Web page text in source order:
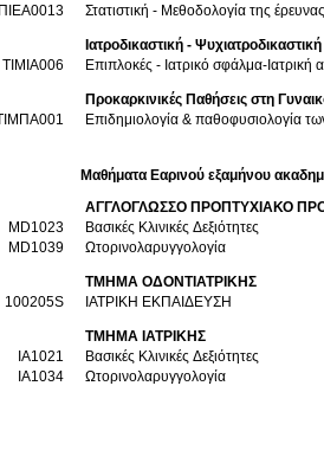
Στατιστική - Μεθοδολογία της έρευνας
Ιατροδικαστική - Ψυχιατροδικαστική
ΤΙΜΙΑ006
Επιπλοκές - Ιατρικό σφάλμα-Ιατρική
Προκαρκινικές Παθήσεις στη
Επιδημιολογία &
Μαθήματα Εαρινού εξαμήνου
ΑΓΓΛΟΓΛΩΣΣΟ ΠΡΟΠΤΥΧΙΑΚΟ
MD1023
Βασικές Κλινικές Δεξιότητες
MD1039
Ωτορινολαρυγγολογία
ΤΜΗΜΑ ΟΔΟΝΤΙΑΤΡΙΚΗΣ
100205S
ΙΑΤΡΙΚΗ ΕΚΠΑΙΔΕΥΣΗ
ΤΜΗΜΑ ΙΑΤΡΙΚΗΣ
ΙΑ1021
Βασικές Κλινικές Δεξιότητες
ΙΑ1034
Ωτορινολαρυγγολογία